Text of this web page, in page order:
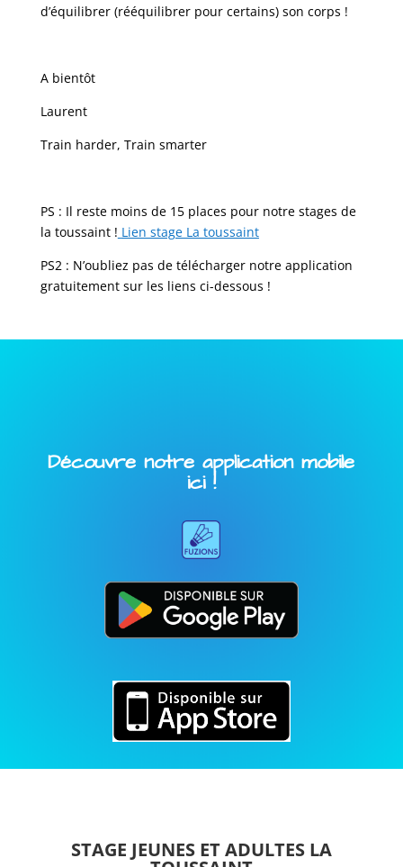
d’équilibrer (rééquilibrer pour certains) son corps !
A bientôt
Laurent
Train harder, Train smarter
PS : Il reste moins de 15 places pour notre stages de
la toussaint ! Lien stage La toussaint
PS2 : N’oubliez pas de télécharger notre application
gratuitement sur les liens ci-dessous !
Découvre notre application mobile
ici !
STAGE JEUNES ET ADULTES LA